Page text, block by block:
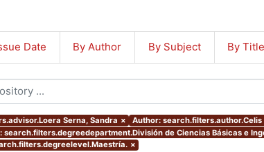
Date By Author By Subject By Title
Serna, Sandra × Author: search.filters.author.Celis
search.filters.degreedepartment.División de Ciencias Básicas e
×